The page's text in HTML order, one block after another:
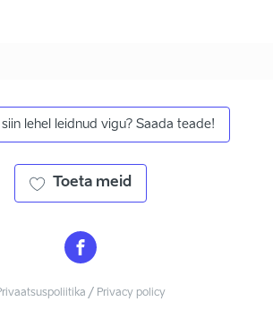
lehel leidnud vigu? Saada teade!
Toeta meid
/ Privacy policy